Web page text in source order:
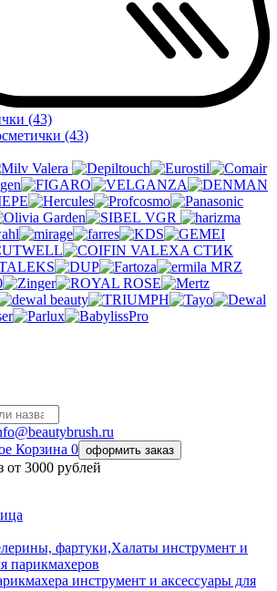
(43)
(43)
Valera
VGR
VALEXA СТИК
MRZ
Корзина 0 оформить заказ
3000 рублей
фартуки,Халаты инструмент и
парикмахеров
инструмент и аксессуары для